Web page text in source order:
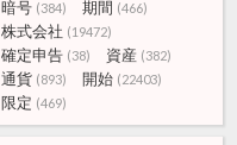
暗号 (384) 期間 (466)
株式会社 (19472)
確定申告 (38) 資産 (382)
通貨 (893) 開始 (22403)
限定 (469)